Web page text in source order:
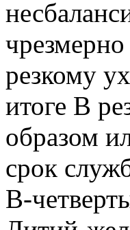
чрезмерно
резкому
итоге В
образом
срок
В-